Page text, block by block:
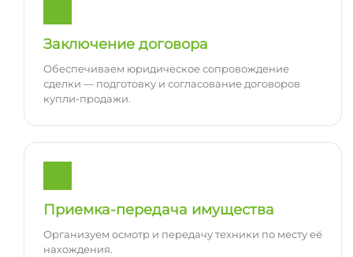
Заключение договора
Обеспечиваем юридическое сопровождение
сделки — подготовку и согласование договоров
купли-продажи.
Приемка-передача имущества
Организуем осмотр и передачу техники по месту её
нахождения.